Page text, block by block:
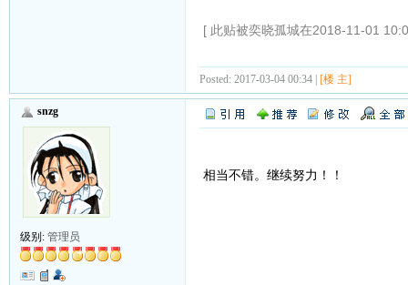
[ 此贴被奕晓孤城在2018-11-01
Posted: 2017-03-04 00:34 | [楼 主]
snzg
级别: 管理员
相当不错。继续努力！！